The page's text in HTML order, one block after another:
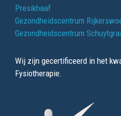
Presikhaaf
Gezondheidscentrum
Gezondheidscentrum
Wij zijn gecertificeerd in het
Fysiotherapie.